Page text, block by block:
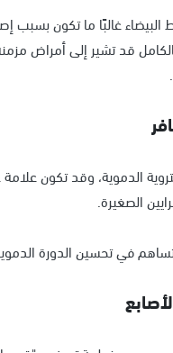
البيضاء غالبًا ما تكون بسبب
بالكامل قد تشير إلى أمراض
الدموية، وقد تكون
الصغيرة.
في تحسين الدورة